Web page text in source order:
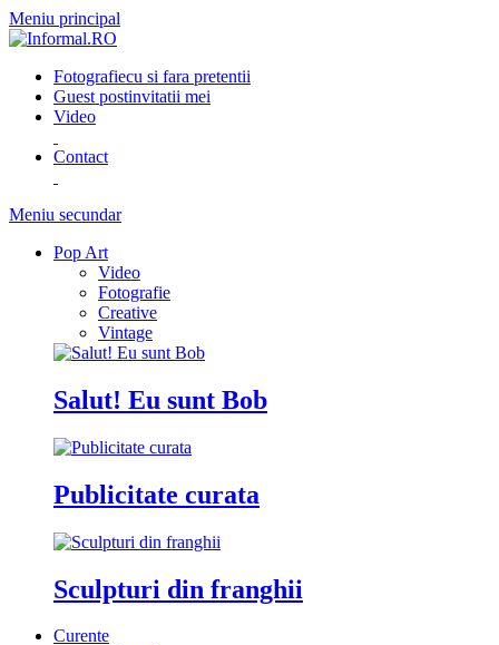
Meniu principal
Fotografiecu si fara pretentii
Guest postinvitatii mei
Video
Contact
Meniu secundar
Pop Art
Video
Fotografie
Creative
Vintage
Salut! Eu sunt Bob
Publicitate curata
Sculpturi din franghii
Curente